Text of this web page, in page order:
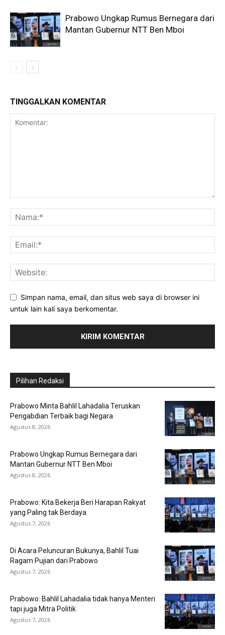
Prabowo Ungkap Rumus Bernegara dari
Mantan Gubernur NTT Ben Mboi
TINGGALKAN KOMENTAR
Simpan nama, email, dan situs web saya di browser ini
untuk lain kali saya berkomentar.
Pilihan Redaksi
Prabowo Minta Bahlil Lahadalia Teruskan
Pengabdian Terbaik bagi Negara
Agustus 8, 2026
Prabowo Ungkap Rumus Bernegara dari
Mantan Gubernur NTT Ben Mboi
Agustus 8, 2026
Prabowo: Kita Bekerja Beri Harapan Rakyat
yang Paling tak Berdaya
Agustus 7, 2026
Di Acara Peluncuran Bukunya, Bahlil Tuai
Ragam Pujian dari Prabowo
Agustus 7, 2026
Prabowo: Bahlil Lahadalia tidak hanya Menteri
tapi juga Mitra Politik
Agustus 7, 2026